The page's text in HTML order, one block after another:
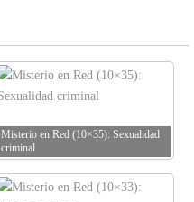
Misterio en Red (10×35): Sexualidad
criminal